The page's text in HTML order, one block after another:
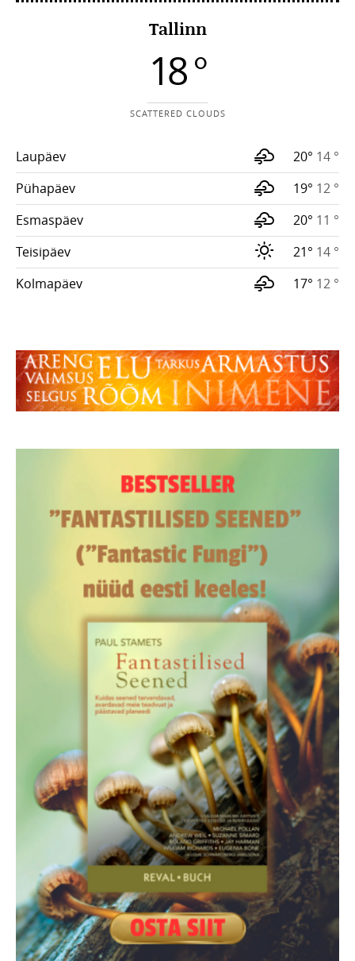
Tallinn
18 °
SCATTERED CLOUDS
Laupäev 20° 14 °
Pühapäev
19° 12 °
Esmaspäev
20° 11 °
Teisipäev
21° 14 °
Kolmapäev
17° 12 °